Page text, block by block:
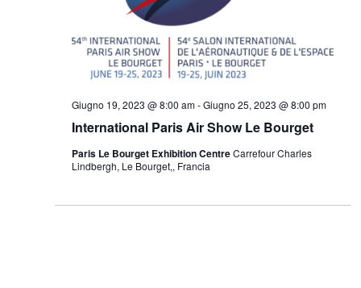
International Paris Air Show Le Bourget
Giugno 19, 2023 @ 8:00 am-Giugno 25, 2023 @ 8:00 pm
Paris Le Bourget Exhibition CentreCarrefour Charles
Lindbergh, Le Bourget,, Francia